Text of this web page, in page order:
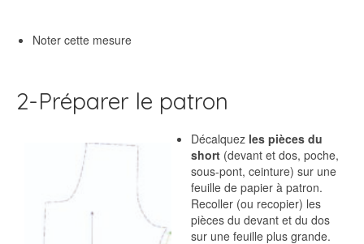
Noter cette mesure
2-Préparer le patron
Décalquez les pièces du
short (devant et dos, poche,
sous-pont, ceinture) sur une
feuille de papier à patron.
Recoller (ou recopier) les
pièces du devant et du dos
sur une feuille plus grande.